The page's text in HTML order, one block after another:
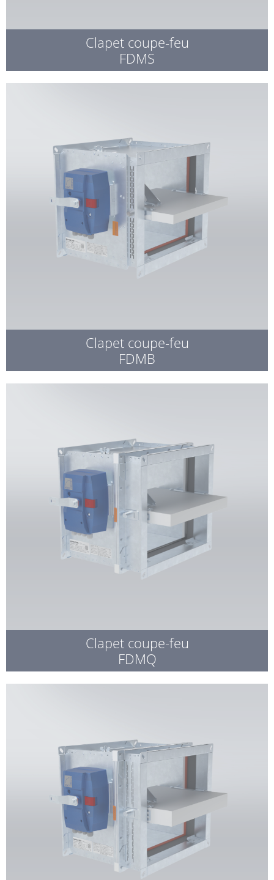
Clapet coupe-feu
FDMS
Clapet coupe-feu
FDMB
Clapet coupe-feu
FDMQ